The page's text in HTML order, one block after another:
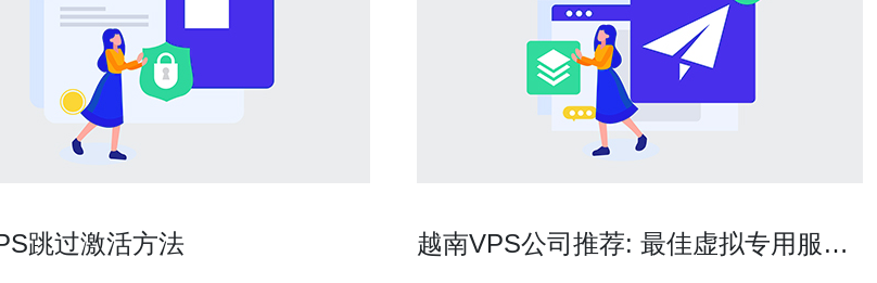
跳过激活方法
越南VPS公司推荐: 最佳虚拟专用服务